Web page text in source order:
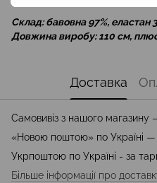
Склад: бавовна 97%, еластан
Довжина виробу: 110 см,
Доставка
Самовивіз з нашого магазину
«Новою поштою» по Україні
Укрпоштою по Україні - за
Більше інформації про